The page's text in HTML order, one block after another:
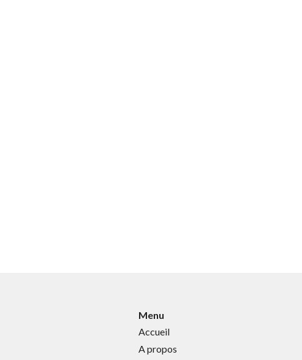
Menu
Accueil
A propos